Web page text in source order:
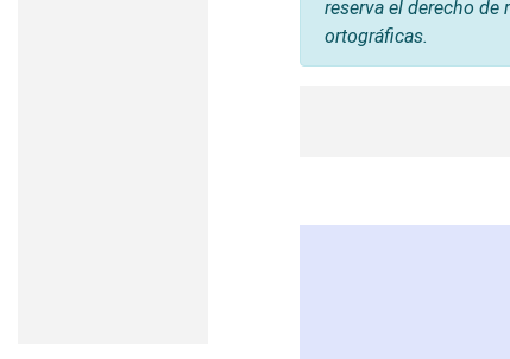
reserva el derecho de
ortográficas.